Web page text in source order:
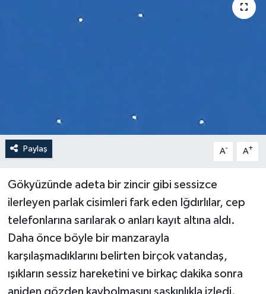
Paylaş A- A+
Gökyüzünde adeta bir zincir gibi sessizce
ilerleyen parlak cisimleri fark eden Iğdırlılar, cep
telefonlarına sarılarak o anları kayıt altına aldı.
Daha önce böyle bir manzarayla
karşılaşmadıklarını belirten birçok vatandaş,
ışıkların sessiz hareketini ve birkaç dakika sonra
aniden gözden kaybolmasını şaşkınlıkla izledi.